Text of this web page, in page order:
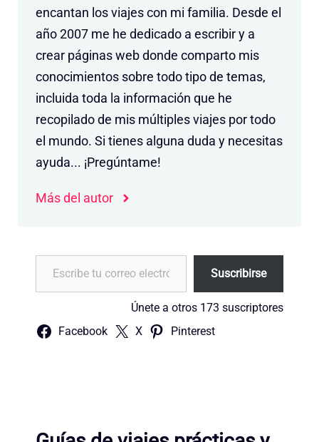
encantan los viajes con mi familia. Desde el
año 2007 me he dedicado a escribir y a
crear páginas web donde comparto mis
conocimientos sobre todo tipo de temas,
incluida toda la información que he
recopilado de mis múltiples viajes por todo
el mundo. Si tienes alguna duda y necesitas
ayuda... ¡Pregúntame!
Más del autor
Escribe tu correo electrónico…
Suscribirse
Únete a otros 173 suscriptores
Facebook X Pinterest